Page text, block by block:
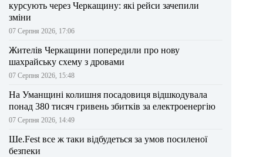
курсують через Черкащину: які рейси зачепили
зміни
07 Серпня 2026, 17:06
Жителів Черкащини попередили про нову
шахрайську схему з дровами
07 Серпня 2026, 15:48
На Уманщині колишня посадовиця відшкодувала
понад 380 тисяч гривень збитків за електроенергію
07 Серпня 2026, 14:49
Ше.Fest все ж таки відбудеться за умов посиленої
безпеки